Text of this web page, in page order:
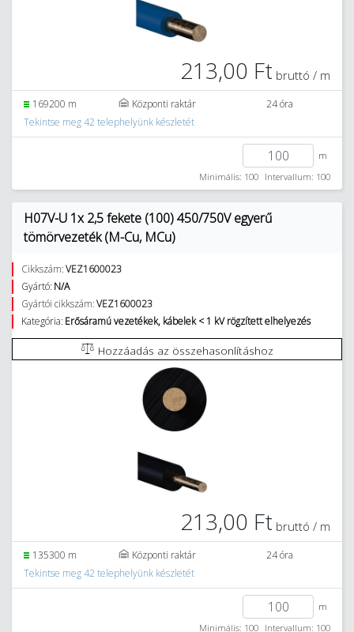
213,00 Ft bruttó / m
169200 m Központi raktár
24 óra
Tekintse meg 42 telephelyünk készletét
m
Minimális: 100 Intervallum: 100
H07V-U 1x 2,5 fekete (100) 450/750V egyerű
tömörvezeték (M-Cu, MCu)
Cikkszám:VEZ1600023
Gyártó: N/A
Gyártói cikkszám:VEZ1600023
Kategória: Erősáramú vezetékek, kábelek < 1 kV rögzített elhelyezés
Hozzáadás az összehasonlításhoz
213,00 Ft bruttó / m
135300 m Központi raktár
24 óra
Tekintse meg 42 telephelyünk készletét
m
Minimális: 100 Intervallum: 100